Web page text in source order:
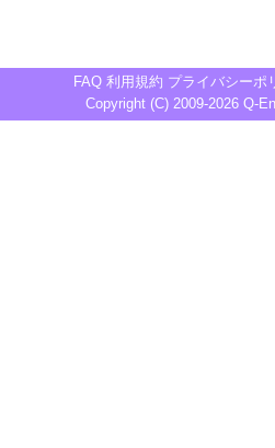
FAQ 利用規約 プライバシーポ
Copyright (C) 2009-2026 Q-